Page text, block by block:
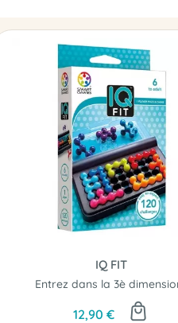
IQ FIT
Entrez dans la 3è
12,90 €